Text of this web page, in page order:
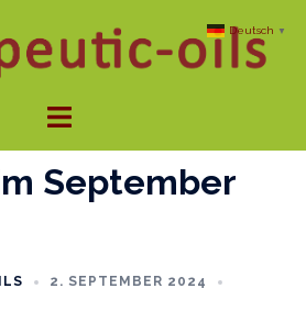
Menü
September
2. SEPTEMBER 2024
Deutsch ▼